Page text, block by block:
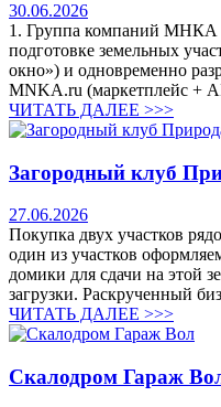
30.06.2026
1. Группа компаний МНКА
подготовке земельных
окно») и одновременно
MNKA.ru (маркетплейс +
ЧИТАТЬ ДАЛЕЕ >>>
Загородный клуб
27.06.2026
Покупка двух участков
один из участков
домики для сдачи на этой
загрузки. Раскрученный
ЧИТАТЬ ДАЛЕЕ >>>
Скалодром Гараж